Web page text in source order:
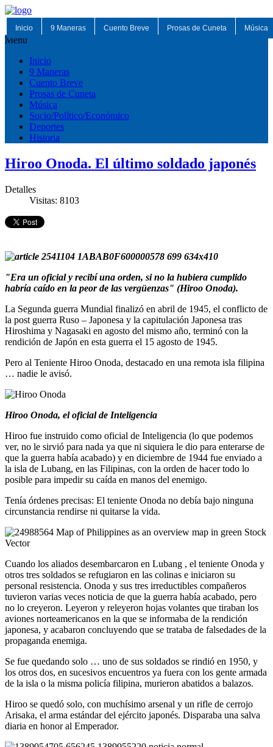
Inicio 9 Maneras Cuento Breve Prosas de Cuneta Música
Menu
Inicio
9 Maneras
Cuento Breve
Prosas de Cuneta
Música
Socio/Político/Económico
Deportes
Historia
Hiroo Onoda. El último soldado japonés
Detalles
Visitas: 8103
"Era un oficial y recibí una orden, si no la hubiera cumplido
habría caído en la peor de las vergüenzas" (Hiroo Onoda).
La Segunda guerra Mundial finalizó en abril de 1945, el conflicto de
la post guerra Ruso – Japonesa y la capitulación Japonesa tras
Hiroshima y Nagasaki en agosto del mismo año, terminó con la
rendición de Japón en esta guerra el 15 agosto de 1945.
Pero al Teniente Hiroo Onoda, destacado en una remota isla filipina
… nadie le avisó.
Hiroo Onoda, el oficial de Inteligencia
Hiroo fue instruido como oficial de Inteligencia (lo que podemos
ver, no le sirvió para nada ya que ni siquiera le dio para enterarse de
que la guerra había acabado) y en diciembre de 1944 fue enviado a
la isla de Lubang, en las Filipinas, con la orden de hacer todo lo
posible para impedir su caída en manos del enemigo.
Tenía órdenes precisas: El teniente Onoda no debía bajo ninguna
circunstancia rendirse ni quitarse la vida.
Cuando los aliados desembarcaron en Lubang , el teniente Onoda y
otros tres soldados se refugiaron en las colinas e iniciaron su
personal resistencia. Onoda y sus tres irreductibles compañeros
tuvieron varias veces noticia de que la guerra había acabado, pero
no lo creyeron. Leyeron y releyeron hojas volantes que tiraban los
aviones norteamericanos en la que se informaba de la rendición
japonesa, y acabaron concluyendo que se trataba de falsedades de la
propaganda enemiga.
Se fue quedando solo … uno de sus soldados se rindió en 1950, y
los otros dos, en sucesivos encuentros ya fuera con los gente armada
de la isla o la misma policía filipina, murieron abatidos a balazos.
Hiroo se quedó solo, con muchísimo arsenal y un rifle de cerrojo
Arisaka, el arma estándar del ejército japonés. Disparaba una salva
diaria en honor al Emperador.